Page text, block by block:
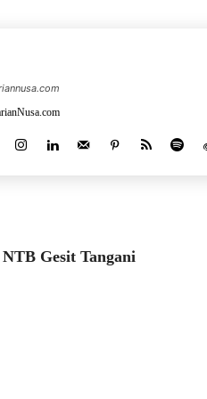
Gesit Tangani